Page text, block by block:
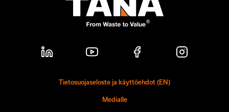
Tietosuojaseloste ja käyttöehdot (EN)
Medialle